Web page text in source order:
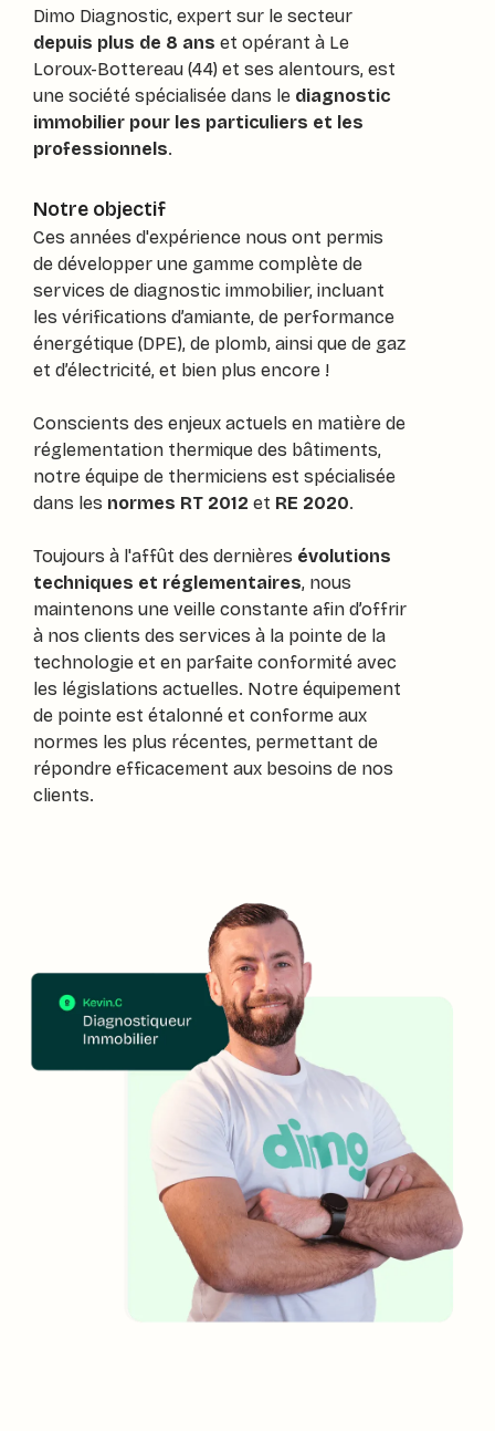
Dimo Diagnostic, expert sur le secteur
depuis plus de 8 ans et opérant à Le
Loroux-Bottereau (44) et ses alentours, est
une société spécialisée dans le diagnostic
immobilier pour les particuliers et les
professionnels.
Notre objectif
Ces années d'expérience nous ont permis
de développer une gamme complète de
services de diagnostic immobilier, incluant
les vérifications d’amiante, de performance
énergétique (DPE), de plomb, ainsi que de gaz
et d’électricité, et bien plus encore !
Conscients des enjeux actuels en matière de
réglementation thermique des bâtiments,
notre équipe de thermiciens est spécialisée
dans les normes RT 2012 et RE 2020.
Toujours à l'affût des dernières évolutions
techniques et réglementaires, nous
maintenons une veille constante afin d’offrir
à nos clients des services à la pointe de la
technologie et en parfaite conformité avec
les législations actuelles. Notre équipement
de pointe est étalonné et conforme aux
normes les plus récentes, permettant de
répondre efficacement aux besoins de nos
clients.